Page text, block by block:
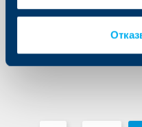
план за Европа.